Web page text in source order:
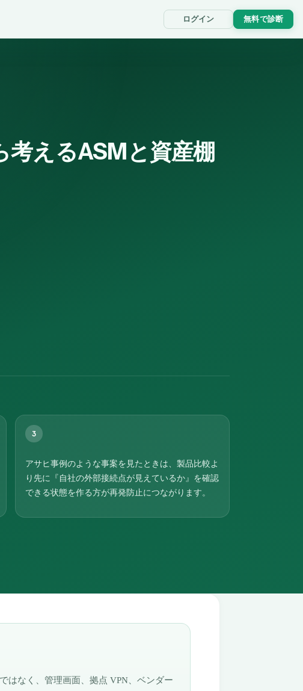
ログイン 無料で診断
考えるASMと資産棚
3
アサヒ事例のような事案を見たときは、製品比較よ
り先に『自社の外部接続点が見えているか』を確認
できる状態を作る方が再発防止につながります。
はなく、管理画面、拠点 VPN、ベンダー